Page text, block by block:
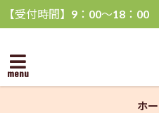
【受付時間】9：00〜18：00
menu
ホ